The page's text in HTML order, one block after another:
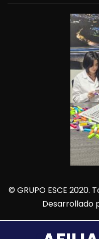
© GRUPO ESCE 2020.
Desarrollado